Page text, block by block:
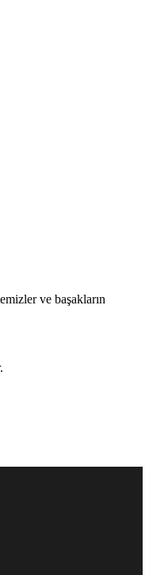
ve başakların